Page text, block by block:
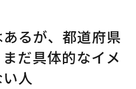
るが、都道府県
だ具体的なイメ
人